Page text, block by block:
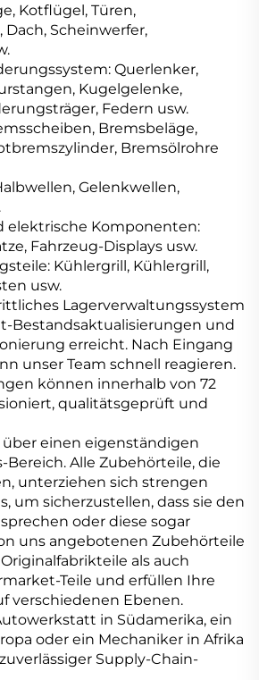
Kotflügel, Türen,
Scheinwerfer,
Querlenker,
Kugelgelenke,
Federn usw.
Bremsbeläge,
Bremsölrohre
Gelenkwellen,
elektrische Komponenten:
Fahrzeug-Displays usw.
Kühlergrill, Kühlergrill,
usw.
Lagerverwaltungssystem
Bestandsaktualisierungen und
erreicht. Nach Eingang
unser Team schnell reagieren.
können innerhalb von 72
qualitätsgeprüft und
über einen eigenständigen
Alle Zubehörteile, die
unterziehen sich strengen
um sicherzustellen, dass sie den
oder diese sogar
uns angebotenen Zubehörteile
als auch
Teile und erfüllen Ihre
verschiedenen Ebenen.
in Südamerika, ein
oder ein Mechaniker in Afrika
Supply-Chain-